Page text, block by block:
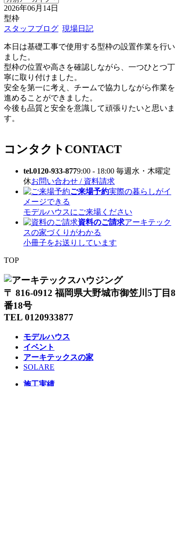
2026年06月14日
型枠
スタッフブログ 現場日記
本日は基礎工事で使用する型枠の設置作業を行い
ました。
型枠の位置や高さを確認しながら、一つひとつ丁
寧に取り付けました。
安全を第一に考え、チームで協力しながら作業を
進めることができました。
今後も品質と安全を意識して頑張りたいと思いま
す。
コンタクト CONTACT
tel.0120-933-8779:00 - 18:00 毎週水・木曜定
休お問い合わせ / 資料請求
ご来場予約実際の暮らしがイ
メージできる
モデルハウスにご来場ください
資料のご請求アーキテック
スの家づくりがわかる
小冊子をお送りしています
TOP
〒 816-0912 福岡県大野城市御笠川5丁目8
番18号
TEL 0120933877
モデルハウス
イベント
アーキテックスの家
SOLARE
施工実績